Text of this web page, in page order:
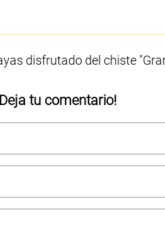
disfrutado del chiste
Deja tu comentario!